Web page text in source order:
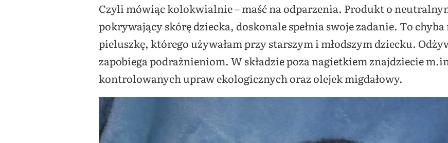
Czyli mówiąc kolokwialnie – maść na odparzenia. Produkt o
pokrywający skórę dziecka, doskonale spełnia swoje zadanie. To
pieluszkę, którego używałam przy starszym i młodszym dziecku.
zapobiega podrażnieniom. W składzie poza nagietkiem znajdziecie
kontrolowanych upraw ekologicznych oraz olejek migdałowy.